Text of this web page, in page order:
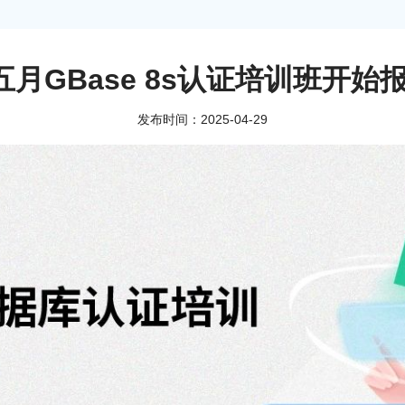
月GBase 8s认证培训班开始
发布时间：2025-04-29